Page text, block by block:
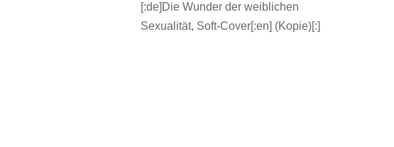
[:de]Die Wunder der weiblichen
Sexualität, Soft-Cover[:en] (Kopie)[:]